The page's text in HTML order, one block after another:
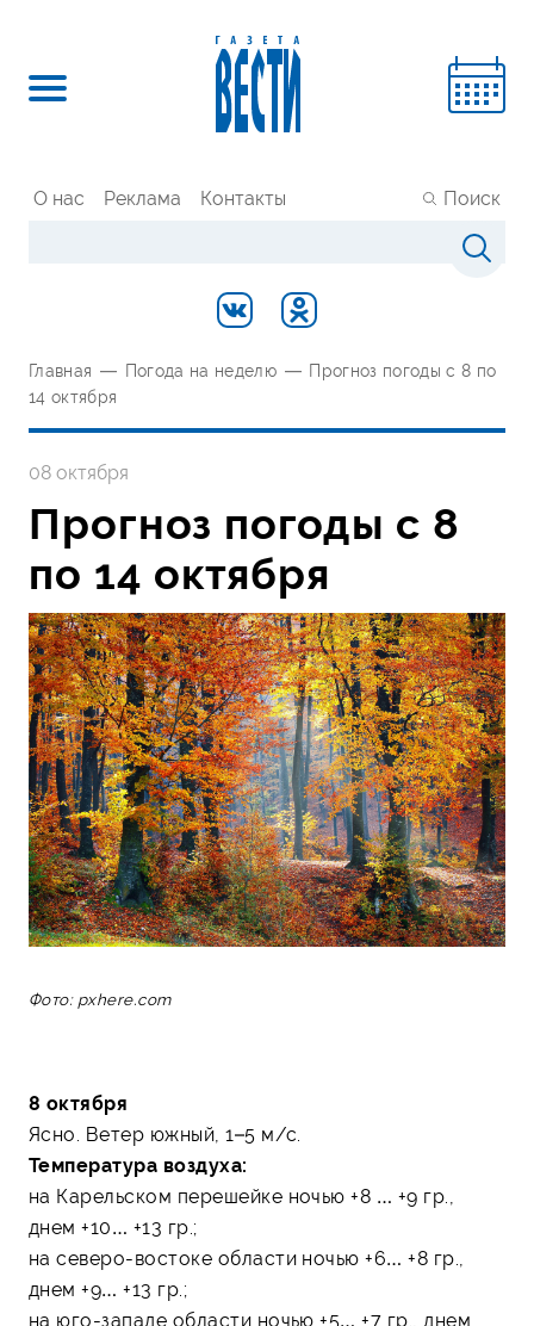
О нас Реклама Контакты Поиск
Главная — Погода на неделю — Прогноз погоды с 8 по
14 октября
08 октября
Прогноз погоды с 8
по 14 октября
Фото: pxhere.com
8 октября
Ясно. Ветер южный, 1–5 м/с.
Температура воздуха:
на Карельском перешейке ночью +8 … +9 гр.,
днем +10… +13 гр.;
на северо-востоке области ночью +6… +8 гр.,
днем +9… +13 гр.;
на юго-западе области ночью +5… +7 гр., днем